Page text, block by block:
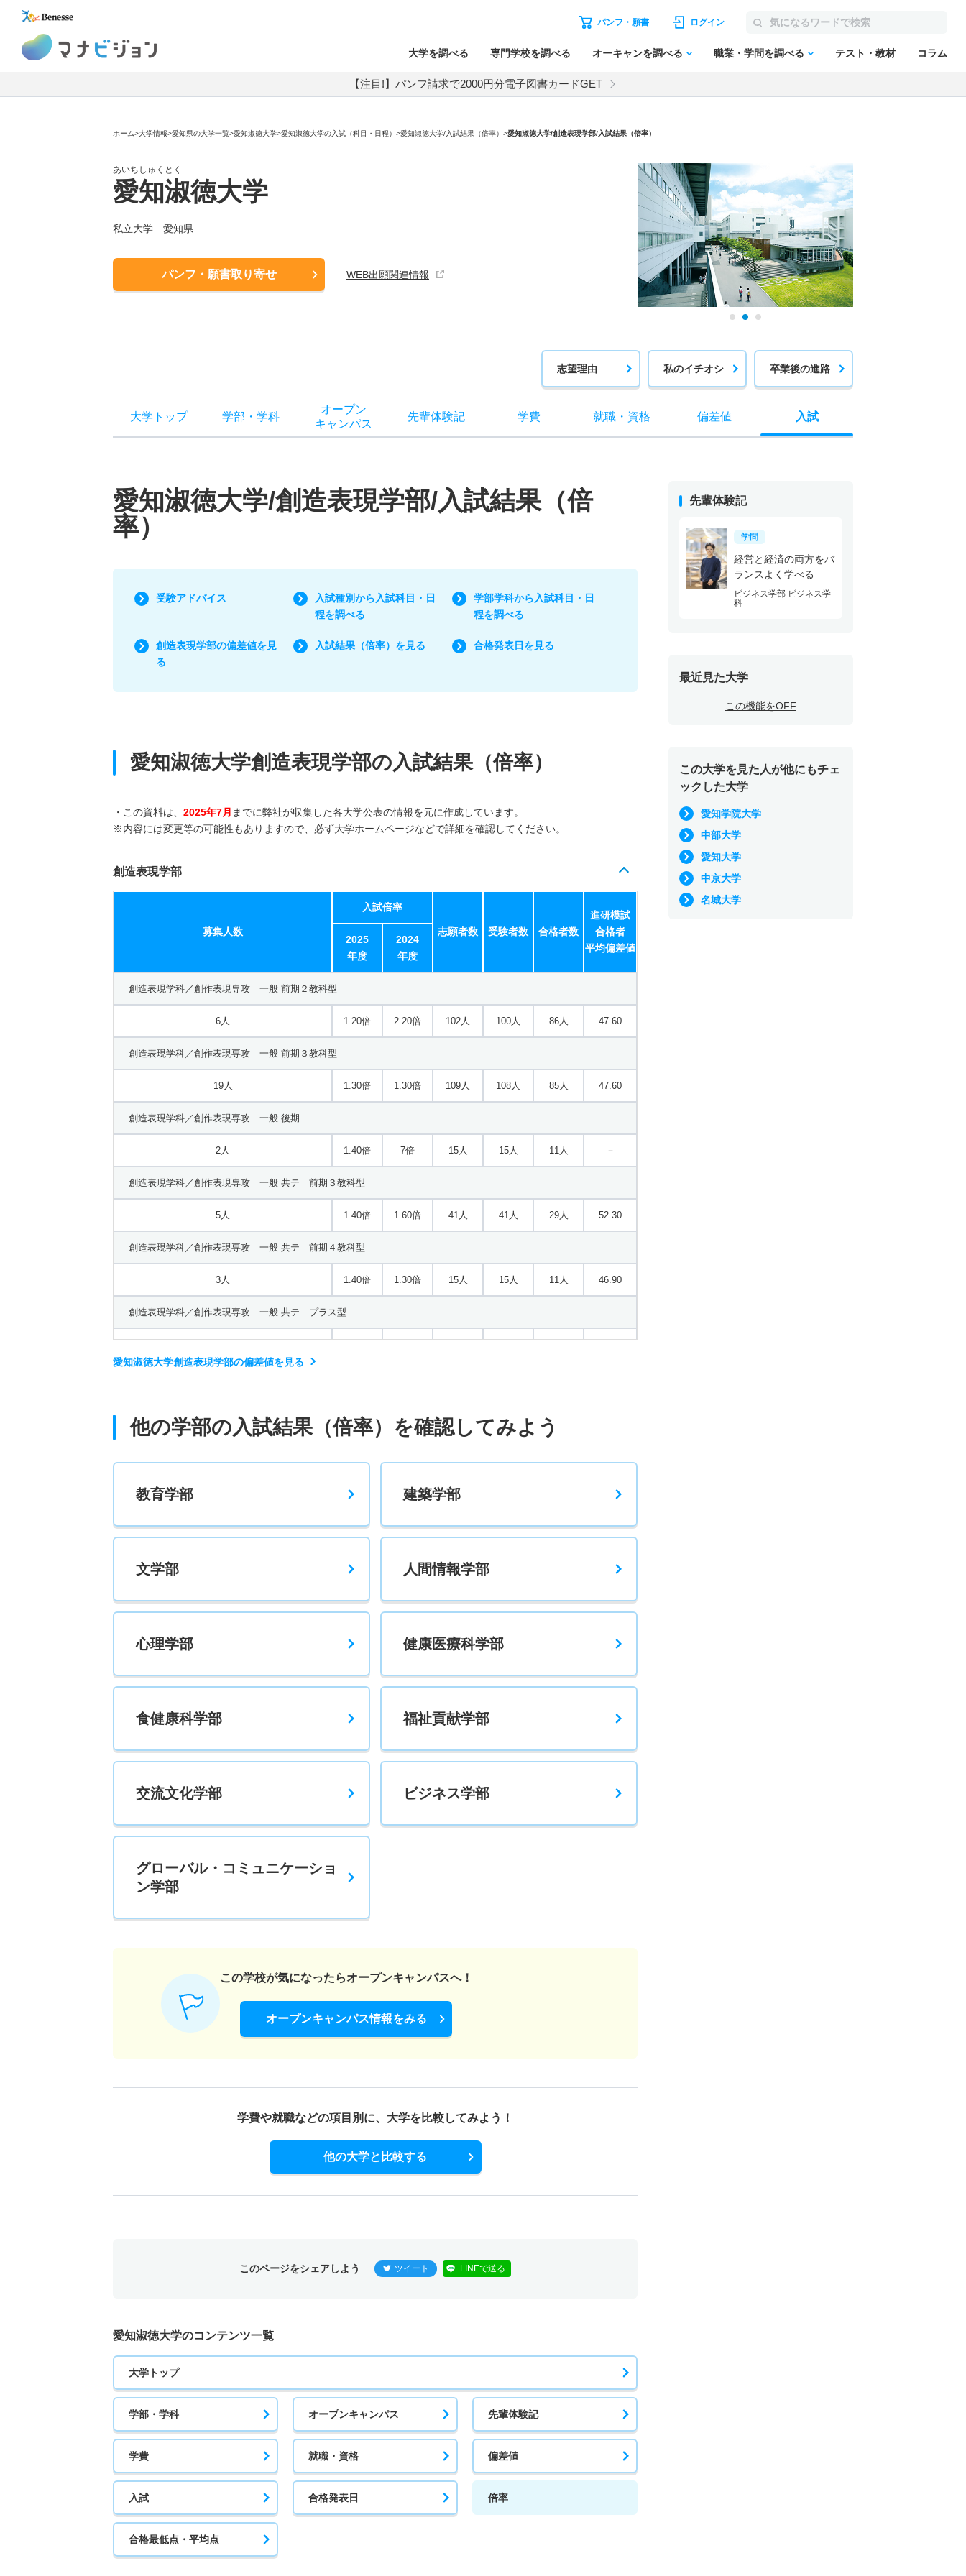
パンフ・願書 ログイン
大学を調べる 専門学校を調べる オーキャンを調べる 職業・学問を調べる テスト・教材 コラム
【注目!】パンフ請求で2000円分電子図書カードGET
ホーム>大学情報>愛知県の大学一覧>愛知淑徳大学>愛知淑徳大学の入試（科目・日程） >愛知淑徳大学/入試結果（倍率） >愛知淑徳大学/創造表現学部/入試結果（倍率）
あいちしゅくとく
愛知淑徳大学
私立大学 愛知県
パンフ・願書取り寄せ WEB出願関連情報
志望理由 私のイチオシ 卒業後の進路
大学トップ 学部 ・ 学科
オープン
キャンパス
先輩体験記 学費 就職・ 資格 偏差値 入試
愛知淑徳大学/創造表現学部/入試結果（倍
率）
受験アドバイス
入試種別から入試科目・日
程を調べる
学部学科から入試科目・日
程を調べる
創造表現学部の偏差値を見
る
入試結果（倍率）を見る 合格発表日を見る
愛知淑徳大学創造表現学部の入試結果（倍率）
・この資料は、 2025年7月 までに弊社が収集した各大学公表の情報を元に作成しています。
※内容には変更等の可能性もありますので、必ず大学ホームページなどで詳細を確認してください。
創造表現学部
募集人数
入試倍率
志願者数 受験者数 合格者数
進研模試
合格者
平均偏差値
2025
年度
2024
年度
創造表現学科／創作表現専攻 一般 前期２教科型
6人 1.20倍 2.20倍 102人 100人 86人 47.60
創造表現学科／創作表現専攻 一般 前期３教科型
19人 1.30倍 1.30倍 109人 108人 85人 47.60
創造表現学科／創作表現専攻 一般 後期
2人 1.40倍 7倍 15人 15人 11人 －
創造表現学科／創作表現専攻 一般 共テ 前期３教科型
5人 1.40倍 1.60倍 41人 41人 29人 52.30
創造表現学科／創作表現専攻 一般 共テ 前期４教科型
3人 1.40倍 1.30倍 15人 15人 11人 46.90
創造表現学科／創作表現専攻 一般 共テ プラス型
創造表現学科／創作表現専攻 推薦 公募制推薦
9人 1.50倍 1.80倍 117人 112人 73人 46.40
創造表現学科／メディアプロデュース専攻 一般 前期３教科型
25人 1.70倍 1.30倍 128人 122人 73人 45
創造表現学科／メディアプロデュース専攻 一般 後期
創造表現学科／メディアプロデュース専攻 一般 共テ 前期４教科型
5人 1.30倍 1.30倍 21人 56.40
創造表現学科／メディアプロデュース専攻 一般 共テ プラス型
8人
創造表現学科／メディアプロデュース専攻 一般 ニ 後期
22人
愛知淑徳大学創造表現学部の偏差値を見る
他の学部の入試結果（倍率）を確認してみよう
教育学部 建築学部
文学部 人間情報学部
心理学部 健康医療科学部
食健康科学部 福祉貢献学部
交流文化学部 ビジネス学部
グローバル・コミュニケーショ
ン学部
この学校が気になったらオープンキャンパスへ！
オープンキャンパス情報をみる
学費や就職などの項目別に、 大学を比較してみよう！
他の大学と比較する
このページをシェアしよう ツイート LINEで送る
愛知淑徳大学のコンテンツ一覧
大学トップ
学部・学科 オープンキャンパス 先輩体験記
学費 就職・資格 偏差値
入試 合格発表日 倍率
合格最低点・平均点
先輩体験記
学問
経営と経済の両方をバ
ランスよく学べる
ビジネス学部 ビジネス学
科
最近見た大学
この機能をOFF
この大学を見た人が他にもチェ
ックした大学
愛知学院大学
中部大学
愛知大学
中京大学
名城大学